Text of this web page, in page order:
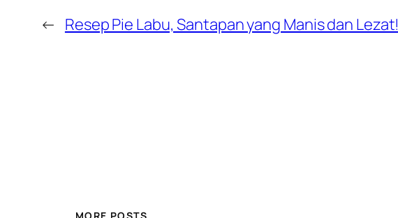
← Resep Pie Labu, Santapan yang Manis dan Lezat!